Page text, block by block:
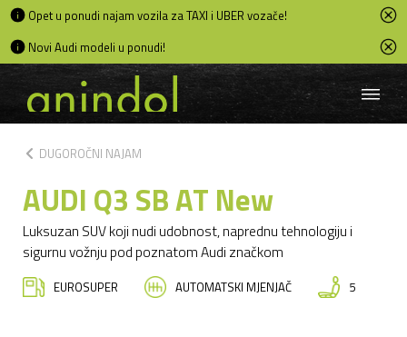
Opet u ponudi najam vozila za TAXI i UBER vozače!
Novi Audi modeli u ponudi!
chevron_left DUGOROČNI NAJAM
AUDI Q3 SB AT New
Luksuzan SUV koji nudi udobnost, naprednu tehnologiju i
sigurnu vožnju pod poznatom Audi značkom
EUROSUPER AUTOMATSKI MJENJAČ 5